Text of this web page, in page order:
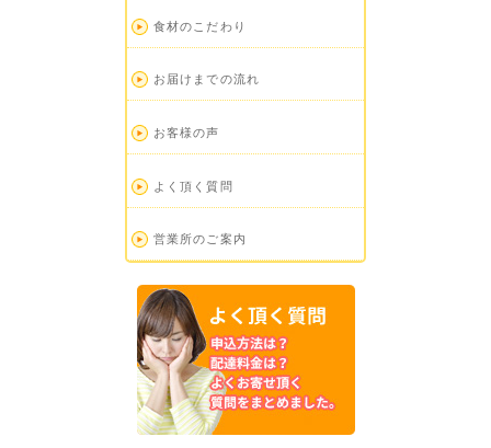
食材のこだわり
お届けまでの流れ
お客様の声
よく頂く質問
営業所のご案内